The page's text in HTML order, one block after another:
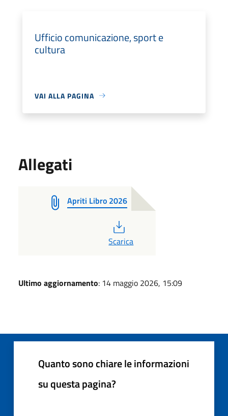
Ufficio comunicazione, sport e
cultura
VAI ALLA PAGINA
Allegati
Apriti Libro 2026
Scarica
Ultimo aggiornamento: 14 maggio 2026, 15:09
Quanto sono chiare le informazioni
su questa pagina?